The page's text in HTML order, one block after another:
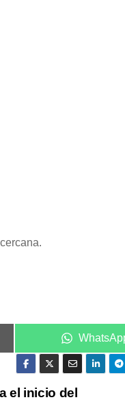
el inicio del